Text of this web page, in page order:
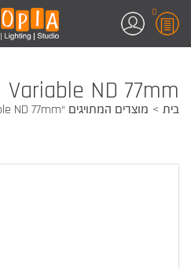
0
Variable ND 77mm
בית מוצרים המתויגים “Variable ND 77mm”